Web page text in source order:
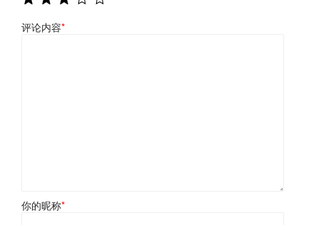
评论内容*
你的昵称*